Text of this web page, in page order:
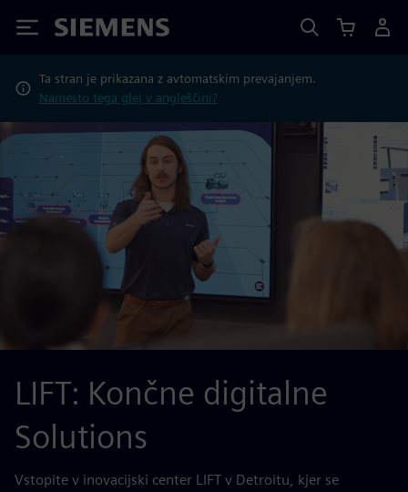
Siemens
Ta stran je prikazana z avtomatskim prevajanjem.
Namesto tega glej v angleščini?
LIFT: Končne digitalne
Solutions
Vstopite v inovacijski center LIFT v Detroitu, kjer se